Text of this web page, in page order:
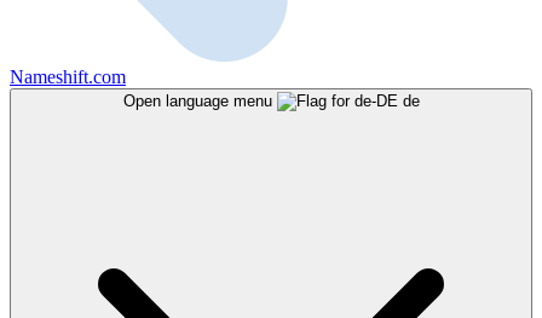
Nameshift.com
Open language menu de